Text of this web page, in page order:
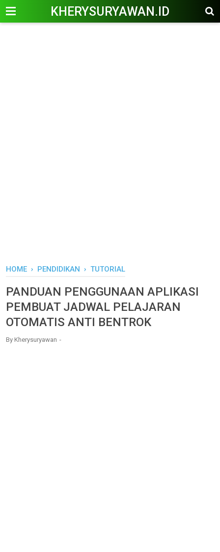
KHERYSURYAWAN.ID
HOME › PENDIDIKAN › TUTORIAL
PANDUAN PENGGUNAAN APLIKASI
PEMBUAT JADWAL PELAJARAN
OTOMATIS ANTI BENTROK
By Kherysuryawan